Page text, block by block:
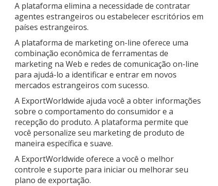
A plataforma elimina a necessidade de contratar
agentes estrangeiros ou estabelecer escritórios em
países estrangeiros.
A plataforma de marketing on-line oferece uma
combinação econômica de ferramentas de
marketing na Web e redes de comunicação on-line
para ajudá-lo a identificar e entrar em novos
mercados estrangeiros com sucesso.
A ExportWorldwide ajuda você a obter informações
sobre o comportamento do consumidor e a
recepção do produto. A plataforma permite que
você personalize seu marketing de produto de
maneira específica e suave.
A ExportWorldwide oferece a você o melhor
controle e suporte para iniciar ou melhorar seu
plano de exportação.